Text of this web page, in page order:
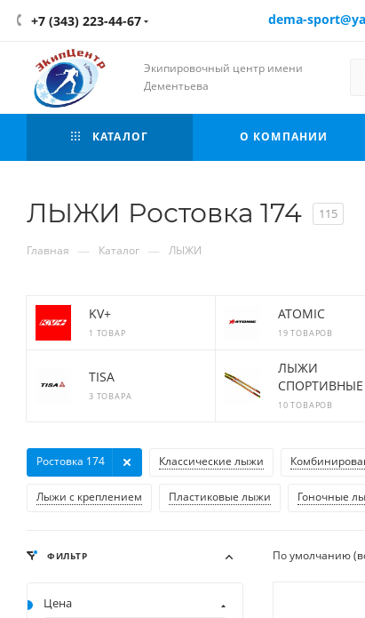
+7 (343) 223-44-67 dema-
Экипировочный центр имени
Дементьева
КАТАЛОГ О КОМПАНИИ
ЛЫЖИ Ростовка 174 115
Главная — Каталог — ЛЫЖИ
KV+
1 ТОВАР
ATOMIC
19 ТОВАРОВ
TISA
3 ТОВАРА
ЛЫЖИ
СПОРТИВНЫЕ
10 ТОВАРОВ
Классические лыжи
Лыжи с креплением Пластиковые лыжи Гоночные
Ростовка 174
По умолчанию
ФИЛЬТР
Цена